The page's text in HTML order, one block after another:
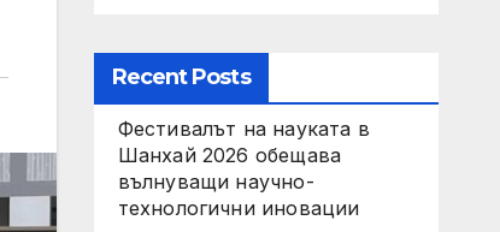
Recent Posts
Фестивалът на науката в
Шанхай 2026 обещава
вълнуващи научно-
технологични иновации